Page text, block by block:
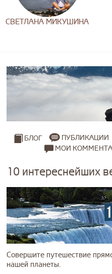
СВЕТЛАНА МИКУШИНА
БЛОГ ПУБЛИКАЦИИ
МОИ
10 интереснейших
Совершите путешествие
нашей планеты.